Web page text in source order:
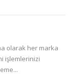
olarak her marka
işlemlerinizi